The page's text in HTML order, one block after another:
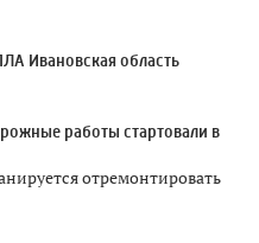
Ивановская область
работы стартовали в
отремонтировать